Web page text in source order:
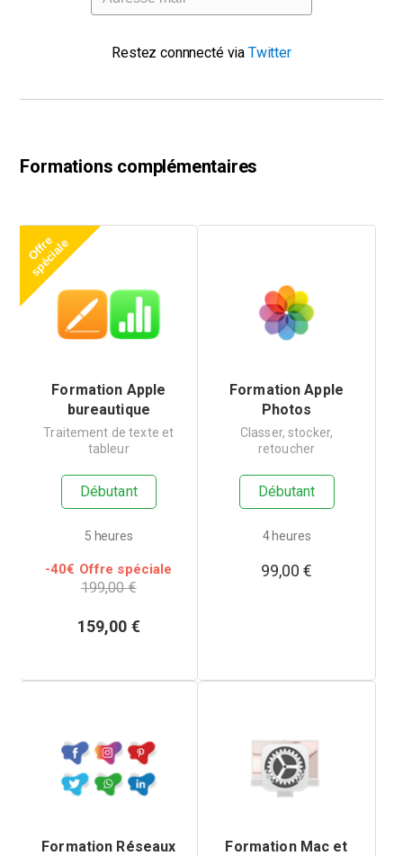
Restez connnecté via Twitter
Formations complémentaires
Formation Apple
bureautique
Traitement de texte et
tableur
Débutant
5 heures
O
f
f
r
e
s
p
é
c
i
a
l
e
-40€ Offre spéciale
199,00 €
159,00 €
Formation Apple
Photos
Classer, stocker,
retoucher
Débutant
4 heures
99,00 €
Formation Réseaux
Formation Mac et